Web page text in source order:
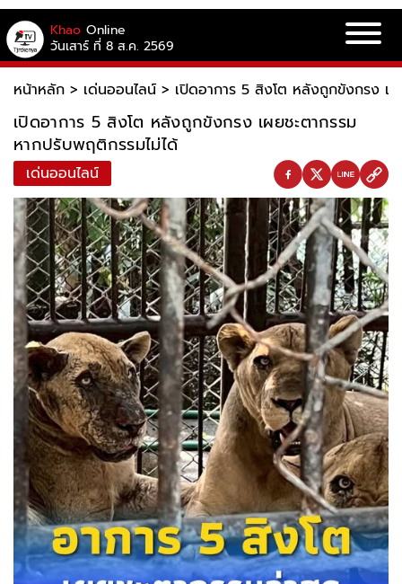
Khao Online
วันเสาร์ ที่ 8 ส.ค. 2569
หน้าหลัก > เด่นออนไลน์ > เปิดอาการ 5 สิงโต หลังถูกขังกรง เ
เปิดอาการ 5 สิงโต หลังถูกขังกรง เผยชะตากรรม
หากปรับพฤติกรรมไม่ได้
เด่นออนไลน์